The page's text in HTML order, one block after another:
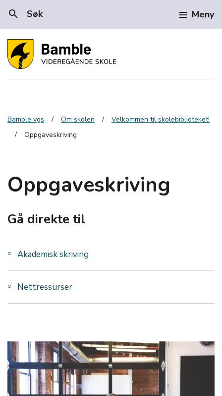
search Søk Meny
Bamble vgs Om skolen
Velkommen til skolebiblioteket!
Oppgaveskriving
Oppgaveskriving
Gå direkte til
Akademisk skriving
Nettressurser